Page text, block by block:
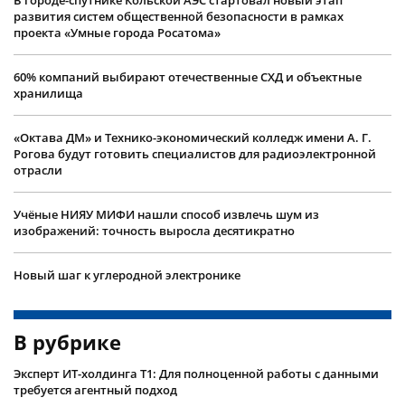
развития систем общественной безопасности в рамках
проекта «Умные города Росатома»
60% компаний выбирают отечественные СХД и объектные
хранилища
«Октава ДМ» и Технико-экономический колледж имени А. Г.
Рогова будут готовить специалистов для радиоэлектронной
отрасли
Учëные НИЯУ МИФИ нашли способ извлечь шум из
изображений: точность выросла десятикратно
Новый шаг к углеродной электронике
В рубрике
Эксперт ИТ-холдинга Т1: Для полноценной работы с данными
требуется агентный подход